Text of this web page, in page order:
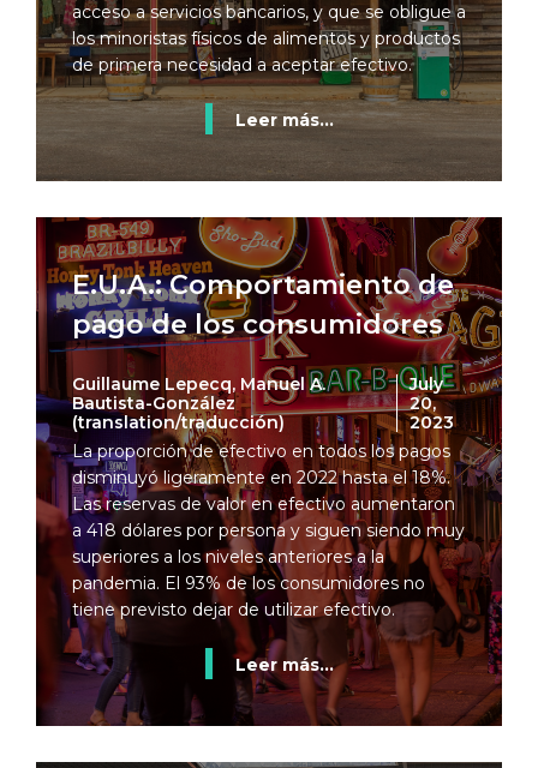
acceso a servicios bancarios, y que se obligue a
los minoristas físicos de alimentos y productos
de primera necesidad a aceptar efectivo.
Leer más...
E.U.A.: Comportamiento de
pago de los consumidores
Guillaume Lepecq, Manuel A.
Bautista-González
(translation/traducción)
July
20,
2023
La proporción de efectivo en todos los pagos
disminuyó ligeramente en 2022 hasta el 18%.
Las reservas de valor en efectivo aumentaron
a 418 dólares por persona y siguen siendo muy
superiores a los niveles anteriores a la
pandemia. El 93% de los consumidores no
tiene previsto dejar de utilizar efectivo.
Leer más...